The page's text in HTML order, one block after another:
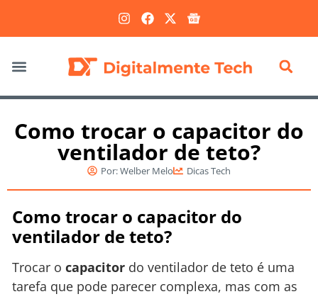
Como trocar o capacitor do
ventilador de teto?
Por:Welber Melo Dicas Tech
Como trocar o capacitor do
ventilador de teto?
Trocar o capacitor do ventilador de teto é uma
tarefa que pode parecer complexa, mas com as